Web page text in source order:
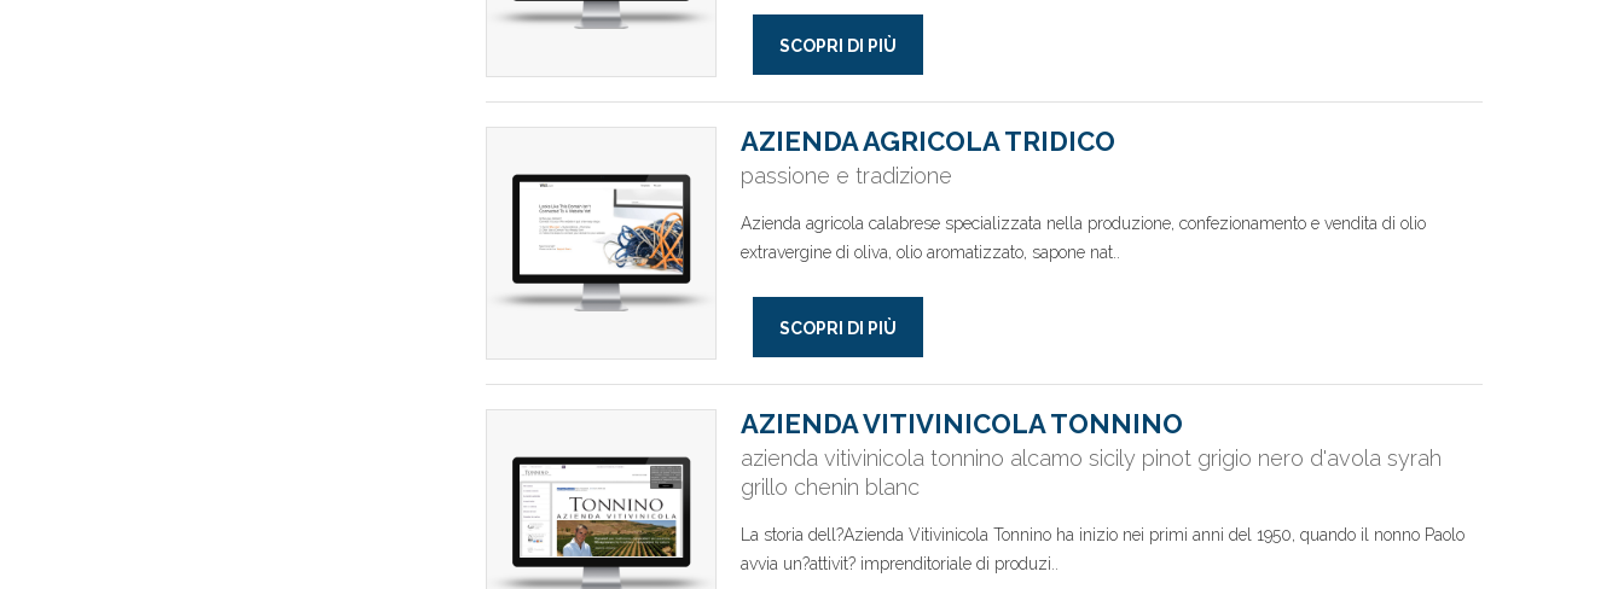
SCOPRI DI PIÙ
AZIENDA AGRICOLA TRIDICO
passione e tradizione
Azienda agricola calabrese specializzata nella produzione, confezionamento e vendita di olio
extravergine di oliva, olio aromatizzato, sapone nat..
SCOPRI DI PIÙ
AZIENDA VITIVINICOLA TONNINO
azienda vitivinicola tonnino alcamo sicily pinot grigio nero d'avola syrah
grillo chenin blanc
La storia dell?Azienda Vitivinicola Tonnino ha inizio nei primi anni del 1950, quando il nonno Paolo
avvia un?attivit? imprenditoriale di produzi..